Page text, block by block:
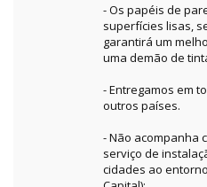
- Os papéis de
superfícies lisas,
garantirá um
uma demão de
- Entregamos em
outros países.
- Não acompanha
serviço de
cidades ao